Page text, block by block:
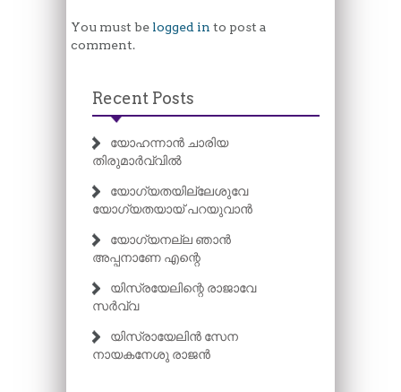
You must be logged in to post a
comment.
Recent Posts
യോഹന്നാൻ ചാരിയ
തിരുമാർവ്വിൽ
യോഗ്യതയില്ലേശുവേ
യോഗ്യതയായ് പറയുവാൻ
യോഗ്യനല്ല ഞാൻ
അപ്പനാണേ എന്റെ
യിസ്രയേലിന്റെ രാജാവേ
സർവ്വ
യിസ്രായേലിൻ സേന
നായകനേശു രാജൻ